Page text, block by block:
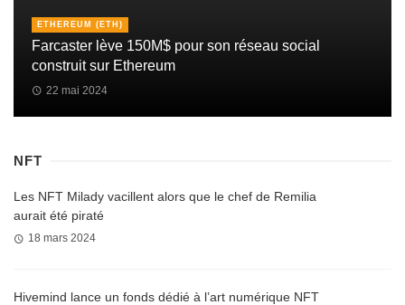
ETHEREUM (ETH)
Farcaster lève 150M$ pour son réseau social
construit sur Ethereum
22 mai 2024
NFT
Les NFT Milady vacillent alors que le chef de Remilia
aurait été piraté
18 mars 2024
Hivemind lance un fonds dédié à l’art numérique NFT